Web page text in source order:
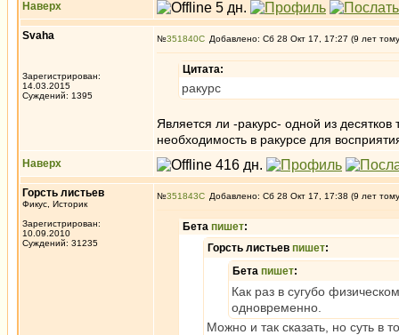
Наверх
Svaha
Зарегистрирован:
14.03.2015
Суждений: 1395
№351840 Добавлено: Сб 28 Окт 17, 17:27 (9 лет
Цитата:
ракурс
Является ли -ракурс- одной из
необходимость в ракурсе для
Наверх
Горсть листьев
Фикус, Историк
Зарегистрирован:
10.09.2010
Суждений: 31235
№351843 Добавлено: Сб 28 Окт 17, 17:38 (9 лет
Бета пишет:
Горсть листьев пишет:
Бета пишет:
Как раз в сугубо
одновременно.
Можно и так сказать, но суть в